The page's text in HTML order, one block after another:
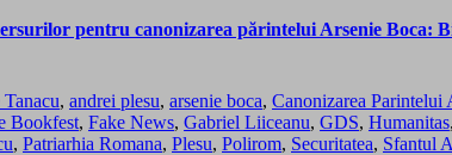
pentru canonizarea părintelui Arsenie Boca:
, andrei plesu, arsenie boca, Canonizarea Parintelui
Bookfest, Fake News, Gabriel Liiceanu, GDS, Humanitas,
, Patriarhia Romana, Plesu, Polirom, Securitatea, Sfantul